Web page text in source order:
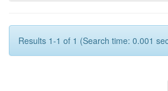
Results 1-1 of 1 (Search time: 0.001